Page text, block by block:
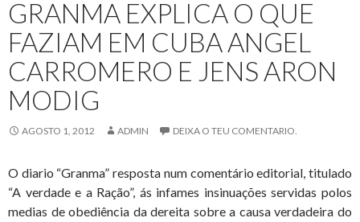
GRANMA EXPLICA O QUE
FAZIAM EM CUBA ANGEL
CARROMERO E JENS ARON
MODIG
AGOSTO 1, 2012 ADMIN DEIXA O TEU COMENTARIO.
O diario “Granma” resposta num comentário editorial, titulado
“A verdade e a Ração”, ás infames insinuações servidas polos
medias de obediência da dereita sobre a causa verdadeira do